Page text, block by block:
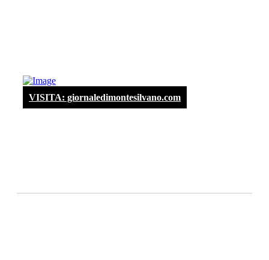
VISITA: giornaledimontesilvano.com